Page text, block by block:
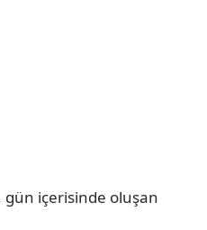
gün içerisinde oluşan